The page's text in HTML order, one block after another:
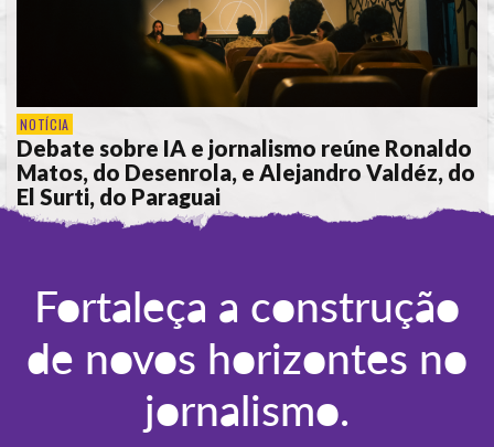
NOTÍCIA
Debate sobre IA e jornalismo reúne Ronaldo
Matos, do Desenrola, e Alejandro Valdéz, do
El Surti, do Paraguai
Fortaleça a construção
de novos horizontes no
jornalismo.